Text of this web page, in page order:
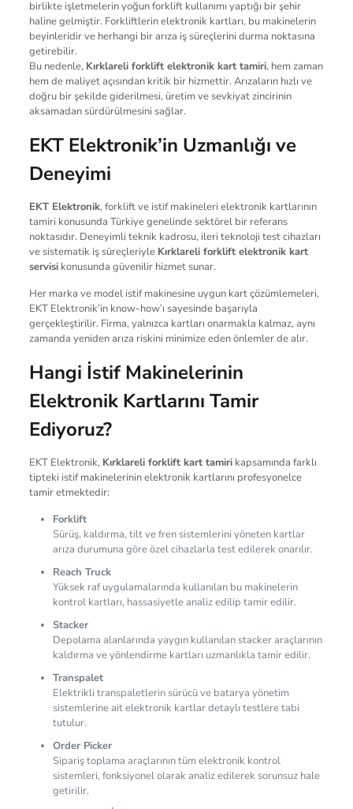
birlikte işletmelerin yoğun forklift kullanımı yaptığı bir şehir
haline gelmiştir. Forkliftlerin elektronik kartları, bu makinelerin
beyinleridir ve herhangi bir arıza iş süreçlerini durma noktasına
getirebilir.
Bu nedenle, Kırklareli forklift elektronik kart tamiri, hem zaman
hem de maliyet açısından kritik bir hizmettir. Arızaların hızlı ve
doğru bir şekilde giderilmesi, üretim ve sevkiyat zincirinin
aksamadan sürdürülmesini sağlar.
EKT Elektronik’in Uzmanlığı ve
Deneyimi
EKT Elektronik, forklift ve istif makineleri elektronik kartlarının
tamiri konusunda Türkiye genelinde sektörel bir referans
noktasıdır. Deneyimli teknik kadrosu, ileri teknoloji test cihazları
ve sistematik iş süreçleriyle Kırklareli forklift elektronik kart
servisikonusunda güvenilir hizmet sunar.
Her marka ve model istif makinesine uygun kart çözümlemeleri,
EKT Elektronik’in know-how’ı sayesinde başarıyla
gerçekleştirilir. Firma, yalnızca kartları onarmakla kalmaz, aynı
zamanda yeniden arıza riskini minimize eden önlemler de alır.
Hangi İstif Makinelerinin
Elektronik Kartlarını Tamir
Ediyoruz?
EKT Elektronik, Kırklareli forklift kart tamirikapsamında farklı
tipteki istif makinelerinin elektronik kartlarını profesyonelce
tamir etmektedir:
Forklift
Sürüş, kaldırma, tilt ve fren sistemlerini yöneten kartlar
arıza durumuna göre özel cihazlarla test edilerek onarılır.
Reach Truck
Yüksek raf uygulamalarında kullanılan bu makinelerin
kontrol kartları, hassasiyetle analiz edilip tamir edilir.
Stacker
Depolama alanlarında yaygın kullanılan stacker araçlarının
kaldırma ve yönlendirme kartları uzmanlıkla tamir edilir.
Transpalet
Elektrikli transpaletlerin sürücü ve batarya yönetim
sistemlerine ait elektronik kartlar detaylı testlere tabi
tutulur.
Order Picker
Sipariş toplama araçlarının tüm elektronik kontrol
sistemleri, fonksiyonel olarak analiz edilerek sorunsuz hale
getirilir.